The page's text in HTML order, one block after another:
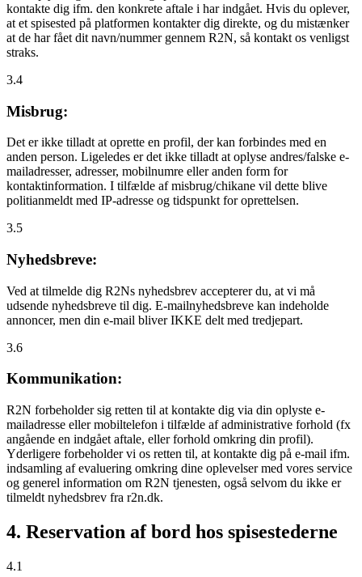
kontakte dig ifm. den konkrete aftale i har indgået. Hvis du oplever,
at et spisested på platformen kontakter dig direkte, og du mistænker
at de har fået dit navn/nummer gennem R2N, så kontakt os venligst
straks.
3.4
Misbrug:
Det er ikke tilladt at oprette en profil, der kan forbindes med en
anden person. Ligeledes er det ikke tilladt at oplyse andres/falske e-
mailadresser, adresser, mobilnumre eller anden form for
kontaktinformation. I tilfælde af misbrug/chikane vil dette blive
politianmeldt med IP-adresse og tidspunkt for oprettelsen.
3.5
Nyhedsbreve:
Ved at tilmelde dig R2Ns nyhedsbrev accepterer du, at vi må
udsende nyhedsbreve til dig. E-mailnyhedsbreve kan indeholde
annoncer, men din e-mail bliver IKKE delt med tredjepart.
3.6
Kommunikation:
R2N forbeholder sig retten til at kontakte dig via din oplyste e-
mailadresse eller mobiltelefon i tilfælde af administrative forhold (fx
angående en indgået aftale, eller forhold omkring din profil).
Yderligere forbeholder vi os retten til, at kontakte dig på e-mail ifm.
indsamling af evaluering omkring dine oplevelser med vores service
og generel information om R2N tjenesten, også selvom du ikke er
tilmeldt nyhedsbrev fra r2n.dk.
4. Reservation af bord hos spisestederne
4.1